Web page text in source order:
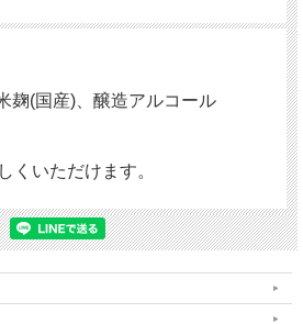
麹(国産)、醸造アルコール
くいただけます。